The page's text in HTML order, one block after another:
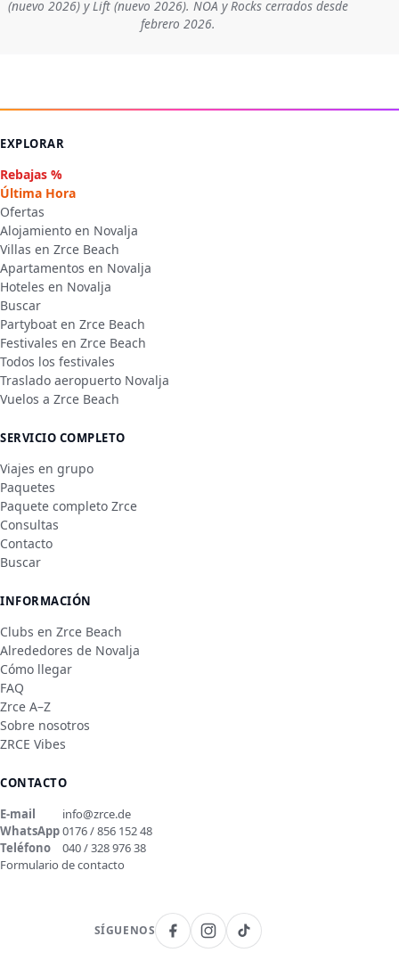
(nuevo 2026) y Lift (nuevo 2026). NOA y Rocks cerrados desde
febrero 2026.
EXPLORAR
Rebajas %
Última Hora
Ofertas
Alojamiento en Novalja
Villas en Zrce Beach
Apartamentos en Novalja
Hoteles en Novalja
Buscar
Partyboat en Zrce Beach
Festivales en Zrce Beach
Todos los festivales
Traslado aeropuerto Novalja
Vuelos a Zrce Beach
SERVICIO COMPLETO
Viajes en grupo
Paquetes
Paquete completo Zrce
Consultas
Contacto
Buscar
INFORMACIÓN
Clubs en Zrce Beach
Alrededores de Novalja
Cómo llegar
FAQ
Zrce A–Z
Sobre nosotros
ZRCE Vibes
CONTACTO
E-mail
info@zrce.de
WhatsApp0176 / 856 152 48
Teléfono
040 / 328 976 38
Formulario de contacto
SÍGUENOS